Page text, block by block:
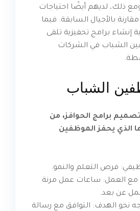
ذلك، لديهم أيضًا احتياجات
بالأجيال السابقة. فيما
إنشاء برامج تحفيزية تلقى
الشباب في الشركات
الشباب
برامج الحوافز، من
الذي يحفز الموظفين
فرص التعلم والنمو.
مع العمل: ساعات عمل مرنة
عن بعد.
نحو الهدف: التوافق مع رسالة